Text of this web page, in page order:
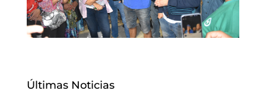
Últimas Noticias